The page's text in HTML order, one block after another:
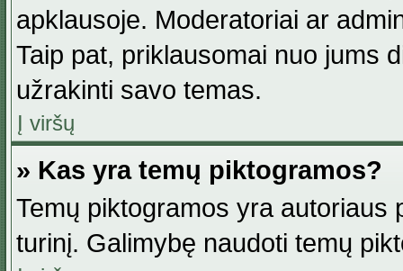
apklausoje. Moderatoriai ar
Taip pat, priklausomai nuo jums
užrakinti savo temas.
Į viršų
» Kas yra temų piktogramos?
Temų piktogramos yra autoriaus
turinį. Galimybę naudoti temų